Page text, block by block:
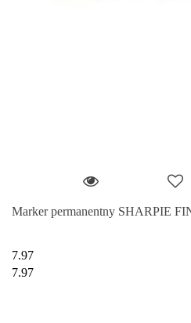
Marker permanentny SHARPIE
7.97
7.97